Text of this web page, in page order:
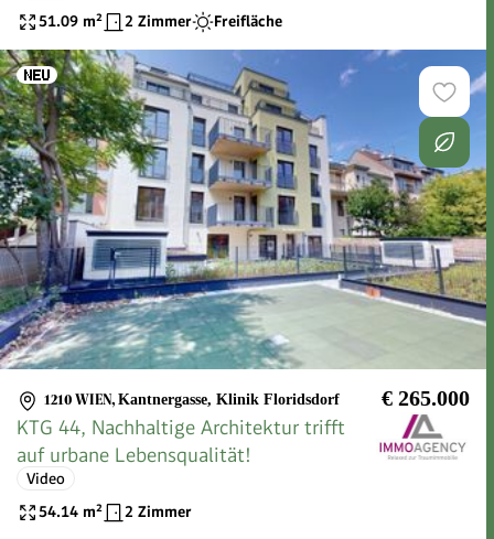
51.09 m² 2 Zimmer Freifläche
1210 WIEN, Kantnergasse, Klinik Floridsdorf € 265.000
KTG 44, Nachhaltige Architektur trifft
auf urbane Lebensqualität!
Video
54.14 m² 2 Zimmer